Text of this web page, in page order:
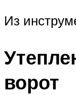
Из
ворот